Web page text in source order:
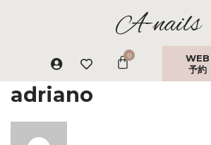
A-nails
WEB
予約
adriano